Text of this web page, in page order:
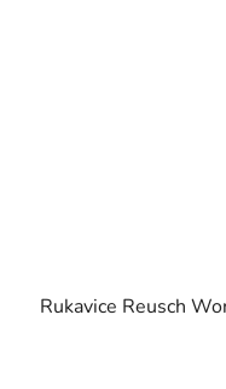
Rukavice Reusch